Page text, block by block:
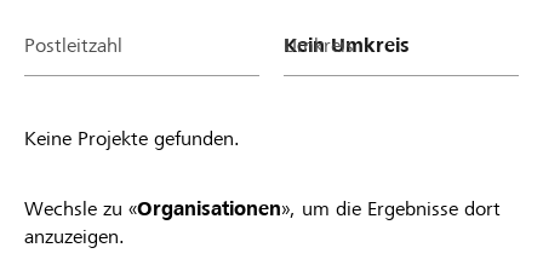
Postleitzahl Umkreis
Keine Projekte gefunden.
Wechsle zu «Organisationen», um die Ergebnisse dort
anzuzeigen.